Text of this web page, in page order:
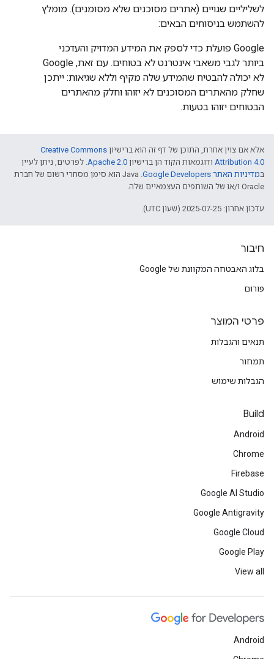
לשליליים שגויים (אתרים מסוכנים שלא מסומנים). מומלץ
להשתמש בניסוחים הבאים:
Google פועלת כדי לספק את המידע המדויק והעדכני
ביותר לגבי משאבי אינטרנט לא בטוחים. עם זאת, Google
לא יכולה להבטיח שהמידע שלה מקיף וללא שגיאות: ייתכן
שחלק מהאתרים המסוכנים לא יזוהו וחלק מהאתרים
הבטוחים יזוהו בטעות.
אלא אם צוין אחרת, התוכן של דף זה הוא ברישיון Creative Commons
Attribution 4.0 ודוגמאות הקוד הן ברישיון Apache 2.0. לפרטים, ניתן לעיין
במדיניות האתר Google Developers‏
.‏ Java הוא סימן מסחרי רשום של חברת
Oracle ו/או של השותפים העצמאיים שלה.
עדכון אחרון: 2025-07-25 (שעון UTC).
חיבור
בלוג האבטחה המקוונת של Google
פורום
פרטי המוצר
תנאים והגבלות
תמחור
הגבלות שימוש
Build
Android
Chrome
Firebase
Google AI Studio
Google Antigravity
Google Cloud
Google Play
View all
Android